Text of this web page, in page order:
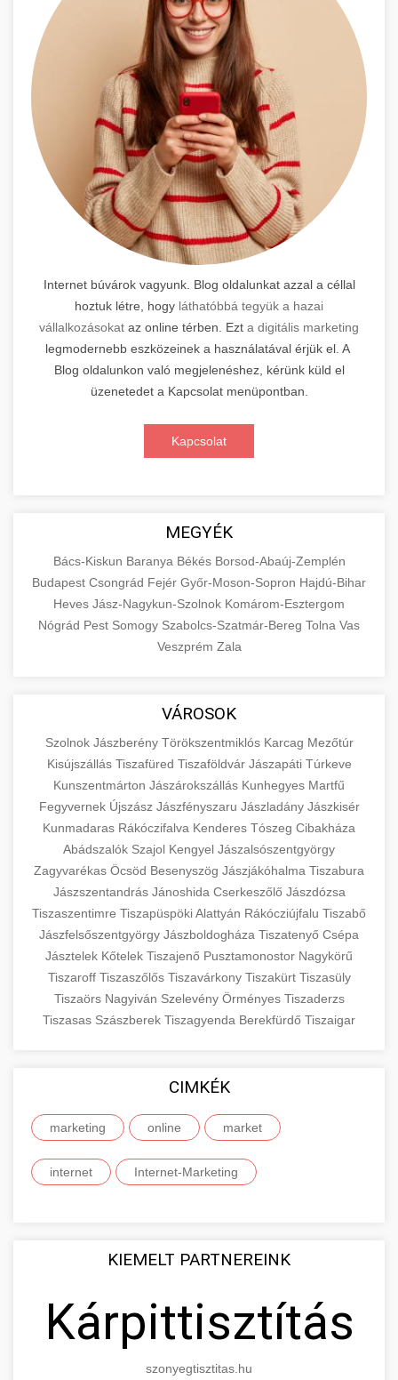
Internet búvárok vagyunk. Blog oldalunkat azzal a céllal
hoztuk létre, hogy láthatóbbá tegyük a hazai
vállalkozásokat az online térben. Ezt a digitális marketing
legmodernebb eszközeinek a használatával érjük el. A
Blog oldalunkon való megjelenéshez, kérünk küld el
üzenetedet a Kapcsolat menüpontban.
Kapcsolat
MEGYÉK
Bács-Kiskun Baranya Békés Borsod-Abaúj-Zemplén
Budapest Csongrád Fejér Győr-Moson-Sopron Hajdú-Bihar
Heves Jász-Nagykun-Szolnok Komárom-Esztergom
Nógrád Pest Somogy Szabolcs-Szatmár-Bereg Tolna Vas
Veszprém Zala
VÁROSOK
Szolnok Jászberény Törökszentmiklós Karcag Mezőtúr
Kisújszállás Tiszafüred Tiszaföldvár Jászapáti Túrkeve
Kunszentmárton Jászárokszállás Kunhegyes Martfű
Fegyvernek Újszász Jászfényszaru Jászladány Jászkisér
Kunmadaras Rákóczifalva Kenderes Tószeg Cibakháza
Abádszalók Szajol Kengyel Jászalsószentgyörgy
Zagyvarékas Öcsöd Besenyszög Jászjákóhalma Tiszabura
Jászszentandrás Jánoshida Cserkeszőlő Jászdózsa
Tiszaszentimre TiszapüspökiAlattyán Rákócziújfalu Tiszabő
Jászfelsőszentgyörgy Jászboldogháza Tiszatenyő Csépa
Jásztelek Kőtelek Tiszajenő Pusztamonostor Nagykörű
Tiszaroff Tiszaszőlős Tiszavárkony Tiszakürt Tiszasüly
Tiszaörs Nagyiván Szelevény Örményes Tiszaderzs
Tiszasas Szászberek Tiszagyenda Berekfürdő Tiszaigar
CIMKÉK
marketing online market
internet Internet-Marketing
KIEMELT PARTNEREINK
Kárpittisztítás
szonyegtisztitas.hu